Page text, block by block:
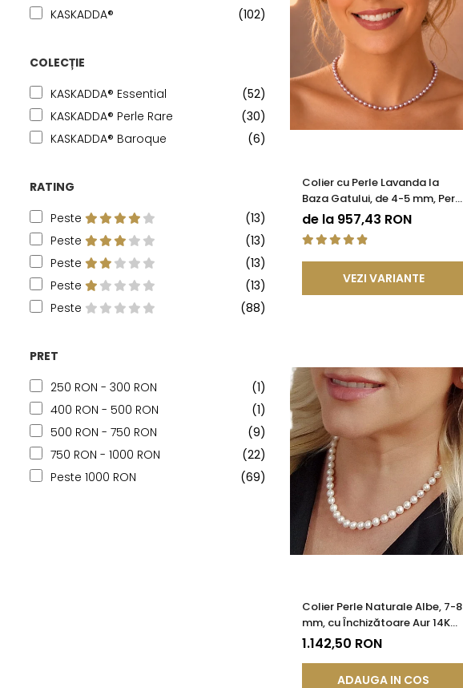
KASKADDA®
(102)
COLECȚIE
KASKADDA® Essential
(52)
KASKADDA® Perle Rare
(30)
KASKADDA® Baroque
(6)
RATING
Peste
(13)
Peste
(13)
Peste
(13)
Peste
(13)
Peste
(88)
PRET
250 RON - 300 RON
(1)
400 RON - 500 RON
(1)
500 RON - 750 RON
(9)
750 RON - 1000 RON
(22)
Peste 1000 RON
(69)
Colier cu Perle Lavanda la
Baza Gatului, de 4-5 mm, Perle
Rare, Calitate AAA+, Aur 14K |
KASKADDA®
de la 957,43 RON
VEZI VARIANTE
Colier Perle Naturale Albe, 7-8
mm, cu Închizătoare Aur 14K
(aur 585) | KASKADDA®
1.142,50 RON
ADAUGA IN COS